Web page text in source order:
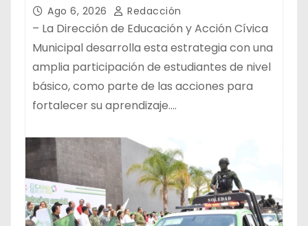
Ago 6, 2026 Redacción
– La Dirección de Educación y Acción Cívica
Municipal desarrolla esta estrategia con una
amplia participación de estudiantes de nivel
básico, como parte de las acciones para
fortalecer su aprendizaje.…